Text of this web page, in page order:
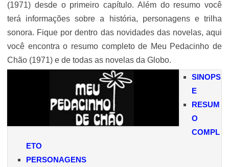
(1971) desde o primeiro capítulo. Além do resumo você
terá informações sobre a história, personagens e trilha
sonora. Fique por dentro das novidades das novelas, aqui
você encontra o resumo completo de Meu Pedacinho de
Chão (1971) e de todas as novelas da Globo.
SINOPS
E
RESUM
O
COMPL
ETO
PERSONAGENS